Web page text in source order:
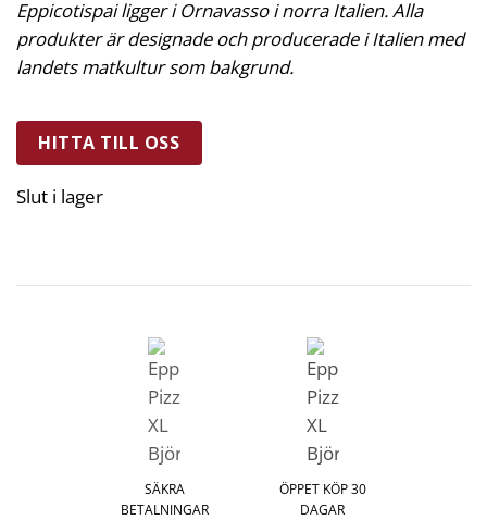
Eppicotispai ligger i Ornavasso i norra Italien. Alla
produkter är designade och producerade i Italien med
landets matkultur som bakgrund.
HITTA TILL OSS
Slut i lager
SÄKRA
BETALNINGAR
ÖPPET KÖP 30
DAGAR